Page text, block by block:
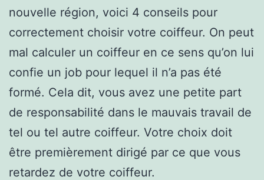
nouvelle région, voici 4 conseils pour
correctement choisir votre coiffeur. On peut
mal calculer un coiffeur en ce sens qu’on lui
confie un job pour lequel il n’a pas été
formé. Cela dit, vous avez une petite part
de responsabilité dans le mauvais travail de
tel ou tel autre coiffeur. Votre choix doit
être premièrement dirigé par ce que vous
retardez de votre coiffeur.